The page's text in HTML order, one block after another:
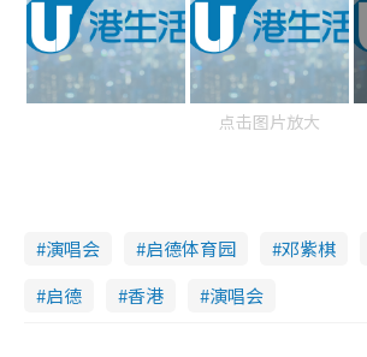
点击图片放大
演唱会 启德体育园 邓紫棋
启德
香港 演唱会